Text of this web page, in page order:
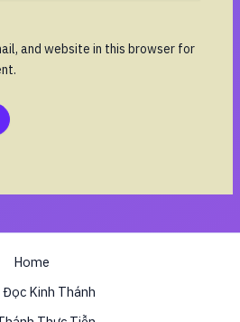
and website in this browser for
Home
Đọc Kinh Thánh